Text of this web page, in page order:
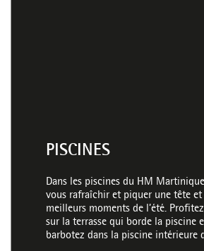
PISCINES
Dans les piscines du HM
vous rafraîchir et piquer une tête et
meilleurs moments de l’été.
sur la terrasse qui borde la piscine
barbotez dans la piscine intérieure